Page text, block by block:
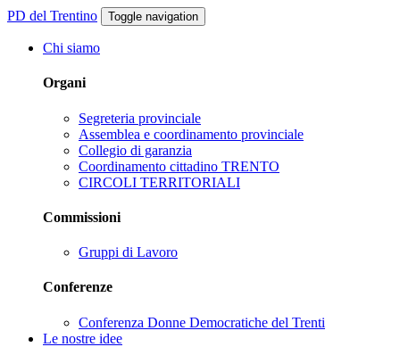
PD del Trentino Toggle navigation
Chi siamo
Organi
Segreteria provinciale
Assemblea e coordinamento provinciale
Collegio di garanzia
Coordinamento cittadino TRENTO
CIRCOLI TERRITORIALI
Commissioni
Gruppi di Lavoro
Conferenze
Conferenza Donne Democratiche del Trenti
Le nostre idee